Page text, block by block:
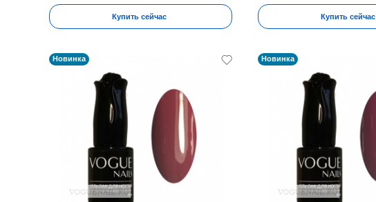
Купить сейчас Купить сейчас
Новинка Новинка